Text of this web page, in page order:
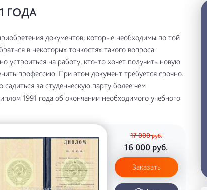
ГОДА
документов, которые необходимы по той
в некоторых тонкостях такого вопроса.
устроиться на работу, кто-то хочет получить новую
профессию. При этом документ требуется срочно.
за студенческую парту более чем
1991 года об окончании необходимого учебного
17 000руб.
16 000 руб.
Заказать